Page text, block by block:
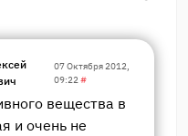
07 Октября 2012,
09:22#
вещества в
и очень не